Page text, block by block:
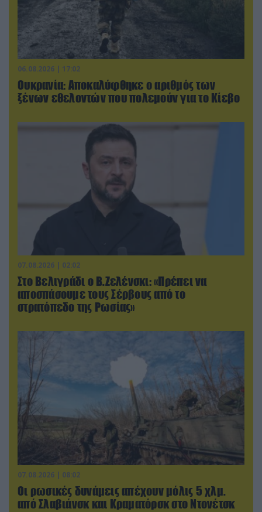
06.08.2026 | 17:02
Ουκρανία: Αποκαλύφθηκε ο αριθμός των
ξένων εθελοντών που πολεμούν για το Κίεβο
07.08.2026 | 02:02
Στο Βελιγράδι ο Β.Ζελένσκι: «Πρέπει να
αποσπάσουμε τους Σέρβους από το
στρατόπεδο της Ρωσίας»
07.08.2026 | 08:02
Οι ρωσικές δυνάμεις απέχουν μόλις 5 χλμ.
από Σλαβιάνσκ και Κραματόρσκ στο Ντονέτσκ